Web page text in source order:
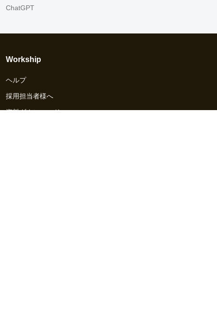
ChatGPT
Workship
ヘルプ
採用担当者様へ
資料ダウンロード